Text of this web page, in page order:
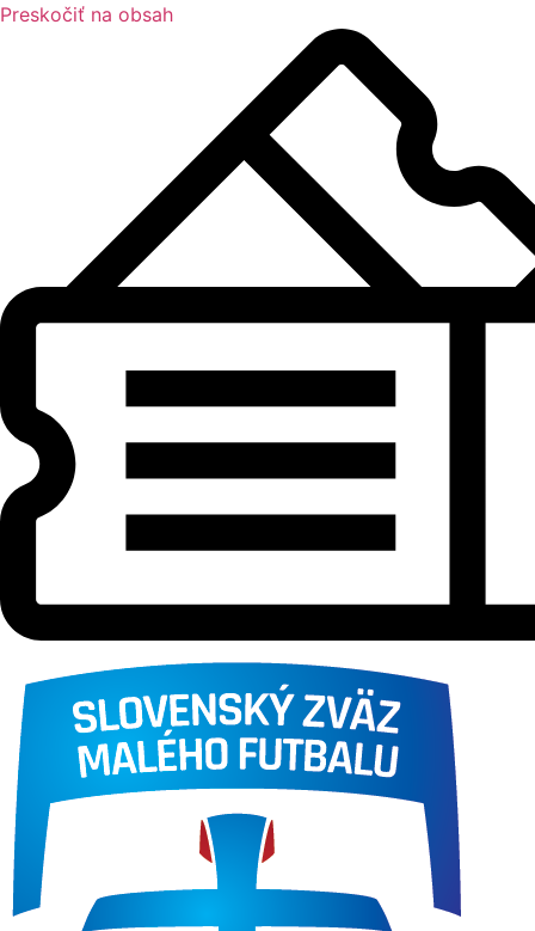
Preskočiť na obsah